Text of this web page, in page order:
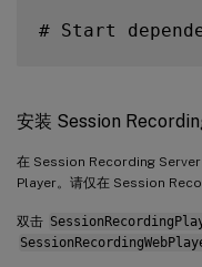
# Start
if (
安装 Session
在 Session Recording
Player。请仅在 Session
双击